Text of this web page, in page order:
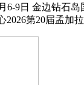
6-9日 金边钻石
第20届孟加